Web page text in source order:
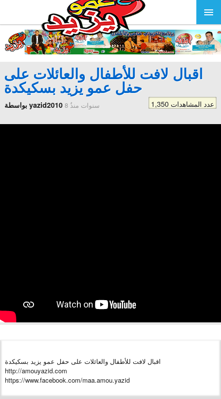
اقبال لافت للأطفال والعائلات على
حفل عمو يزيد بسكيكدة
بواسطة yazid2010 8 سنوات منذُ 1,350 عدد المشاهدات
اقبال لافت للأطفال والعائلات على حفل عمو يزيد بسكيكدة
http://amouyazid.com
https://www.facebook.com/maa.amou.yazid